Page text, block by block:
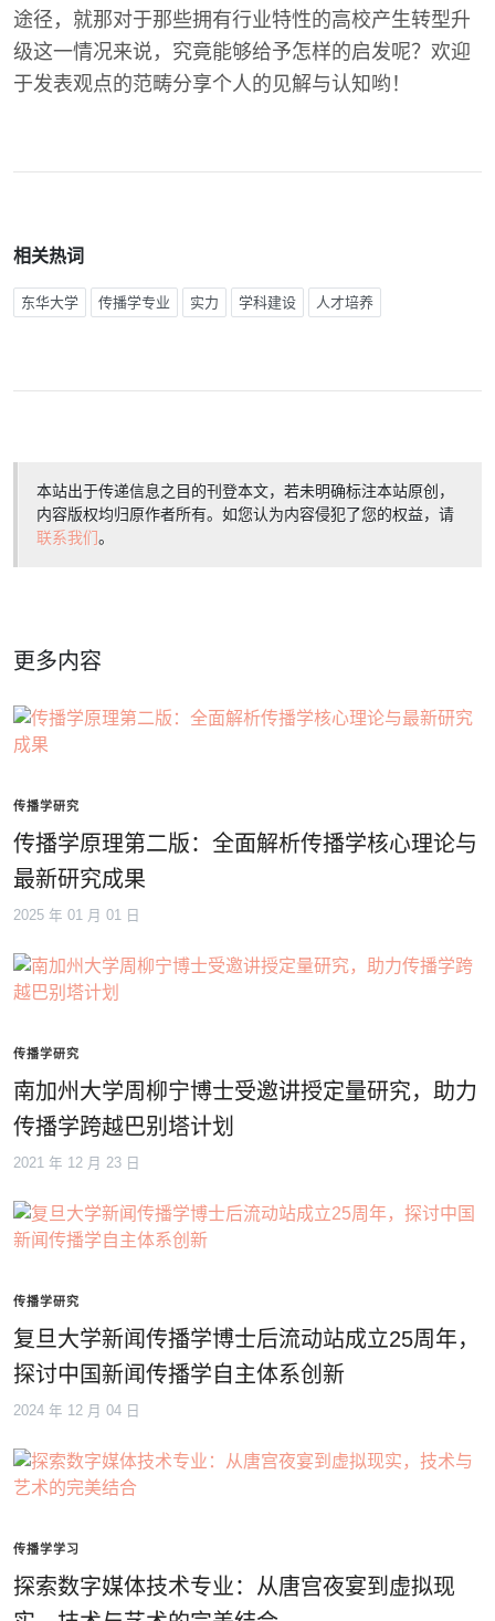
途径，就那对于那些拥有行业特性的高校产生转型升
级这一情况来说，究竟能够给予怎样的启发呢？欢迎
于发表观点的范畴分享个人的见解与认知哟！
相关热词
东华大学 传播学专业 实力 学科建设 人才培养
本站出于传递信息之目的刊登本文，若未明确标注本站原创，
内容版权均归原作者所有。如您认为内容侵犯了您的权益，请
联系我们。
更多内容
传播学研究
传播学原理第二版：全面解析传播学核心理论与
最新研究成果
2025 年 01 月 01 日
传播学研究
南加州大学周柳宁博士受邀讲授定量研究，助力
传播学跨越巴别塔计划
2021 年 12 月 23 日
传播学研究
复旦大学新闻传播学博士后流动站成立25周年，
探讨中国新闻传播学自主体系创新
2024 年 12 月 04 日
传播学学习
探索数字媒体技术专业：从唐宫夜宴到虚拟现